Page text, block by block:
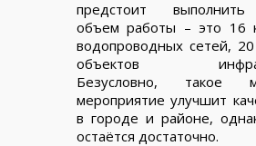
предстоит
объем работы – это 16
водопроводных сетей,
объектов
Безусловно, такое
мероприятие улучшит
в городе и районе,
остаётся достаточно.